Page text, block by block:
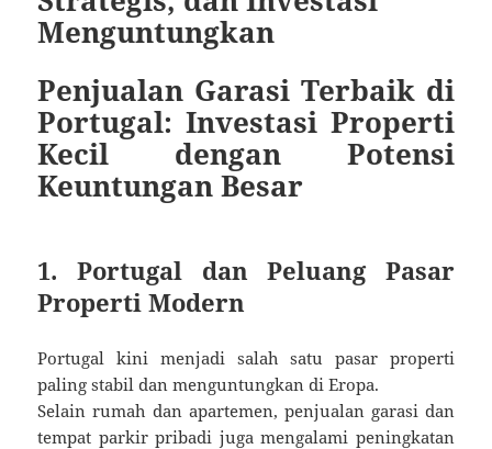
Menguntungkan
Penjualan Garasi Terbaik di
Portugal: Investasi Properti
Kecil dengan Potensi
Keuntungan Besar
1. Portugal dan Peluang Pasar
Properti Modern
Portugal kini menjadi salah satu pasar properti
paling stabil dan menguntungkan di Eropa.
Selain rumah dan apartemen, penjualan garasi dan
tempat parkir pribadi juga mengalami peningkatan